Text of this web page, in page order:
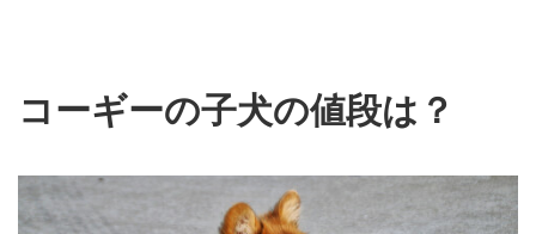
コーギーの子犬の値段は？